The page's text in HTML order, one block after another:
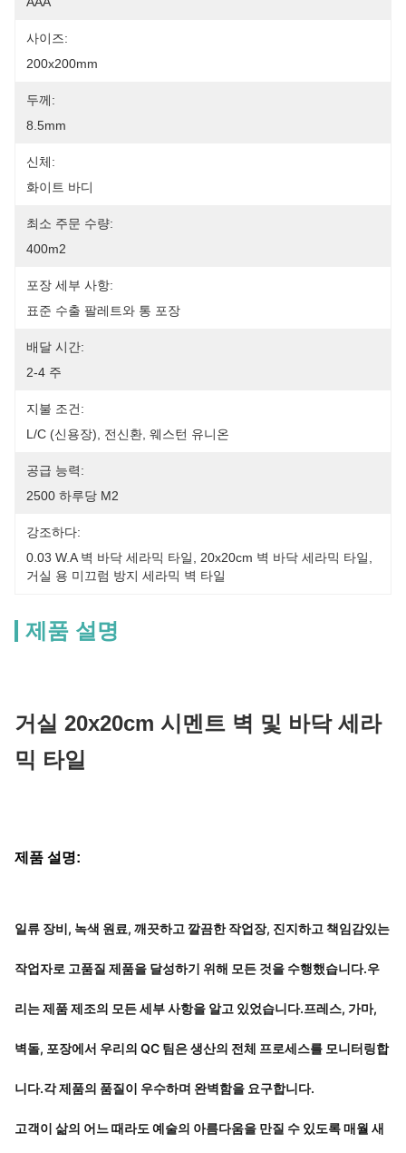
사이즈:
200x200mm
두께:
8.5mm
신체:
화이트 바디
최소 주문 수량:
400m2
포장 세부 사항:
표준 수출 팔레트와 통 포장
배달 시간:
2-4 주
지불 조건:
L/C (신용장), 전신환, 웨스턴 유니온
공급 능력:
2500 하루당 M2
강조하다:
0.03 W.A 벽 바닥 세라믹 타일
20x20cm 벽 바닥 세라믹 타일
거실 용 미끄럼 방지 세라믹 벽 타일
제품 설명
거실 20x20cm 시멘트 벽 및 바닥 세라
믹 타일
제품 설명:
일류 장비, 녹색 원료, 깨끗하고 깔끔한 작업장, 진지하고 책임감있는
작업자로 고품질 제품을 달성하기 위해 모든 것을 수행했습니다.우
리는 제품 제조의 모든 세부 사항을 알고 있었습니다.프레스, 가마,
벽돌, 포장에서 우리의 QC 팀은 생산의 전체 프로세스를 모니터링합
니다.각 제품의 품질이 우수하며 완벽함을 요구합니다.
고객이 삶의 어느 때라도 예술의 아름다움을 만질 수 있도록 매월 새